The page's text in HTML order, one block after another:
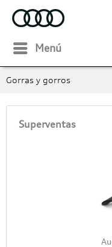
Menú
Gorras y gorros
Superventas